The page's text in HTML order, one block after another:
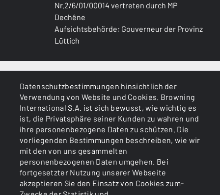
Datenschutzbestimmungen hinsichtlich der
Verwendung von Website und Cookies. Browning
International S.A. ist sich bewusst, wie wichtig es
ist, die Privatsphäre seiner Kunden zu wahren und
ihre personenbezogene Daten zu schützen. Die
vorliegenden Bestimmungen beschreiben, wie wir
mit den von uns gesammelten
personenbezogenen Daten umgehen. Bei
fortgesetzter Nutzung unserer Webseite
akzeptieren Sie den Einsatz von Cookies zum-
Nr.2/6/01/00014 vertreten durch MP
Dechêne
Aufsichtsbehörde: Gouverneur der Provinz
Lüttich
DIENSTLEISTUNGEN
Cookies Politik zum Datenschutz